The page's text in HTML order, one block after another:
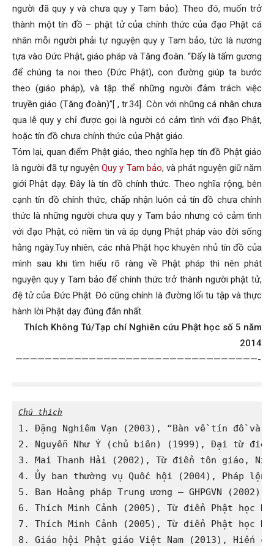
người đã quy y và chưa quy y Tam bảo). Theo đó, muốn trở
thành một tín đồ – phật tử của chính thức của đạo Phật cá
nhân mỗi người phải tự nguyện quy y Tam bảo, tức là nương
tựa vào Đức Phật, giáo pháp và Tăng đoàn. “Đấy là tấm gương
để chúng ta noi theo (Đức Phật), con đường giúp ta bước
theo (giáo pháp), và tập thể những người đảm trách việc
truyền giáo (Tăng đoàn)”[ , tr.34]. Còn với những cá nhân chưa
qua lễ quy y chỉ được gọi là người có cảm tình với đạo Phật,
hoặc tín đồ chưa chính thức của Phật giáo.
Tóm lại, quan điểm Phật giáo, theo nghĩa hẹp tín đồ Phật giáo
là người đã tự nguyệnQuy y Tam bảo, và phát nguyện giữ năm
giới Phật dạy. Đây là tín đồ chính thức. Theo nghĩa rộng, bên
cạnh tín đồ chính thức, chấp nhận luôn cả tín đồ chưa chính
thức là những người chưa quy y Tam bảo nhưng có cảm tình
với đạo Phật, có niềm tin và áp dụng Phật pháp vào đời sống
hằng ngày.Tuy nhiên, các nhà Phật học khuyên nhủ tín đồ của
mình sau khi tìm hiểu rõ ràng về Phật pháp thì nên phát
nguyện quy y Tam bảo để chính thức trở thành người phật tử,
đệ tử của Đức Phật. Đó cũng chính là đường lối tu tập và thực
hành lời Phật dạy đúng đắn nhất.
Thích Không Tú/Tạp chí Nghiên cứu Phật học số 5 năm
2014
—————————————————————————————————-
Chú thích
1. Đặng Nghiêm Vạn (2003), “Bàn về tín đồ
2. Nguyễn Như Ý (chủ biên) (1999), Đại từ
3. Mai Thanh Hải (2002), Từ điển tôn giáo,
4. Ủy ban thường vụ Quốc hội (2004), Pháp
5. Ban Hoằng pháp Trung ương – GHPGVN
6. Thích Minh Cảnh (2005), Từ điển Phật học
7. Thích Minh Cảnh (2005), Từ điển Phật học
8. Giáo hội Phật giáo Việt Nam (2013), Hiến